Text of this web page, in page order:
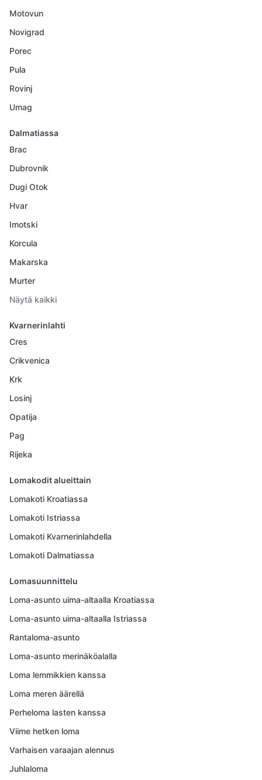
Motovun
Novigrad
Porec
Pula
Rovinj
Umag
Dalmatiassa
Brac
Dubrovnik
Dugi Otok
Hvar
Imotski
Korcula
Makarska
Murter
Näytä kaikki
Kvarnerinlahti
Cres
Crikvenica
Krk
Losinj
Opatija
Pag
Rijeka
Lomakodit alueittain
Lomakoti Kroatiassa
Lomakoti Istriassa
Lomakoti Kvarnerinlahdella
Lomakoti Dalmatiassa
Lomasuunnittelu
Loma-asunto uima-altaalla Kroatiassa
Loma-asunto uima-altaalla Istriassa
Rantaloma-asunto
Loma-asunto merinäköalalla
Loma lemmikkien kanssa
Loma meren äärellä
Perheloma lasten kanssa
Viime hetken loma
Varhaisen varaajan alennus
Juhlaloma